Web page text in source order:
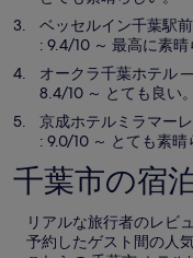
ベッセルイン千葉駅前
: 9.4/10 ～ 最高に素晴
オークラ千葉ホテル—
8.4/10 ～ とても良い。
京成ホテルミラマーレ
: 9.0/10 ～ とても素晴
千葉市の宿
リアルな旅行者のレビ
予約したゲスト間の人